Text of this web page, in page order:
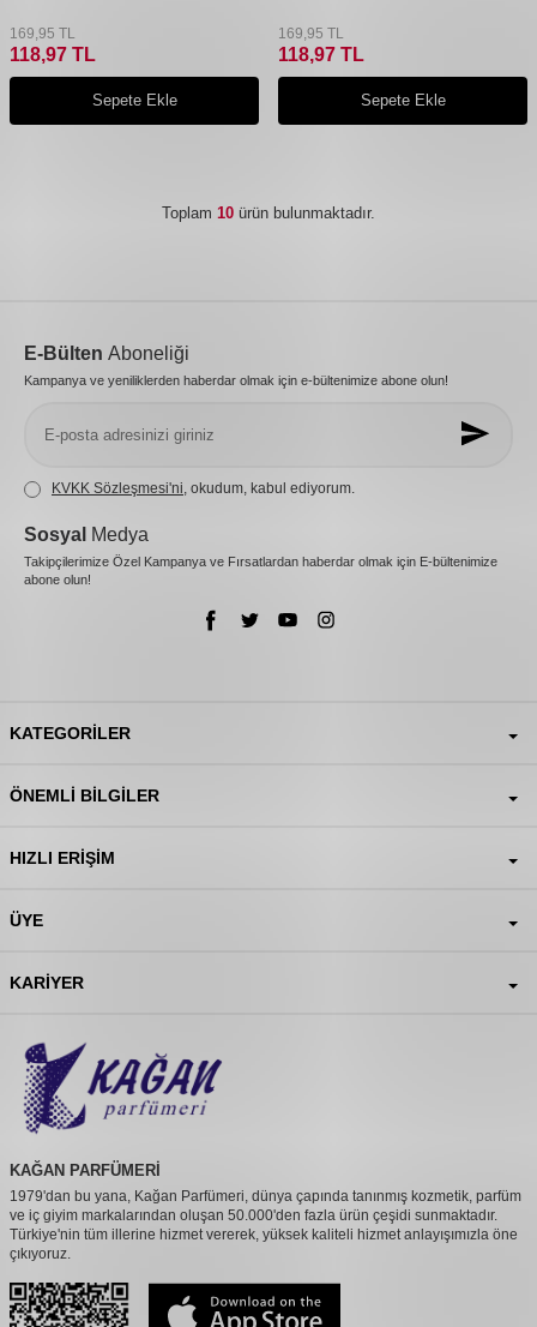
169,95 TL
118,97 TL
Sepete Ekle
169,95 TL
118,97 TL
Sepete Ekle
Toplam 10 ürün bulunmaktadır.
E-Bülten Aboneliği
Kampanya ve yeniliklerden haberdar olmak için e-bültenimize abone olun!
KVKK Sözleşmesi'ni, okudum, kabul ediyorum.
Sosyal Medya
Takipçilerimize Özel Kampanya ve Fırsatlardan haberdar olmak için E-bültenimize
abone olun!
KATEGORILER
ÖNEMLI BILGILER
HIZLI ERIŞIM
ÜYE
KARIYER
KAĞAN PARFÜMERİ
1979'dan bu yana, Kağan Parfümeri, dünya çapında tanınmış kozmetik, parfüm
ve iç giyim markalarından oluşan 50.000'den fazla ürün çeşidi sunmaktadır.
Türkiye'nin tüm illerine hizmet vererek, yüksek kaliteli hizmet anlayışımızla öne
çıkıyoruz.